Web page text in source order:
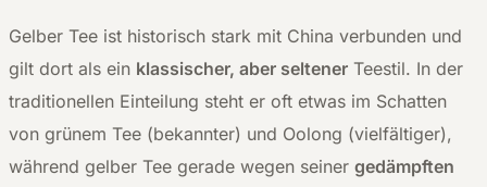
Gelber Tee ist historisch stark mit China verbunden und
gilt dort als ein klassischer, aber seltener Teestil. In der
traditionellen Einteilung steht er oft etwas im Schatten
von grünem Tee (bekannter) und Oolong (vielfältiger),
während gelber Tee gerade wegen seiner gedämpften